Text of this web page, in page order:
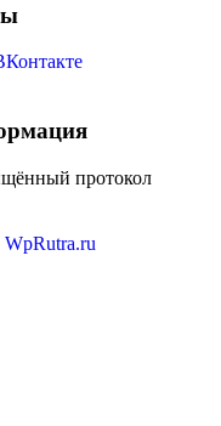
протокол
WpRutra.ru